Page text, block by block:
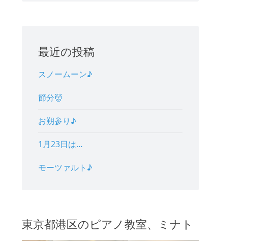
最近の投稿
スノームーン♪
節分👹
お朔参り♪
1月23日は…
モーツァルト♪
東京都港区のピアノ教室、ミナト